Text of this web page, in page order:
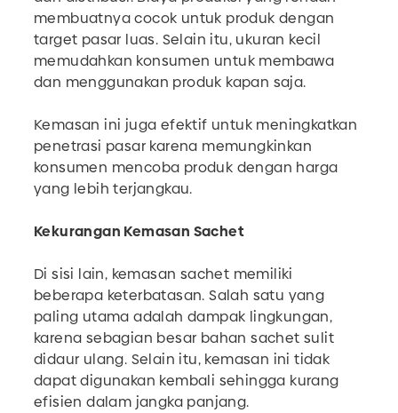
membuatnya cocok untuk produk dengan
target pasar luas. Selain itu, ukuran kecil
memudahkan konsumen untuk membawa
dan menggunakan produk kapan saja.
Kemasan ini juga efektif untuk meningkatkan
penetrasi pasar karena memungkinkan
konsumen mencoba produk dengan harga
yang lebih terjangkau.
Kekurangan Kemasan Sachet
Di sisi lain, kemasan sachet memiliki
beberapa keterbatasan. Salah satu yang
paling utama adalah dampak lingkungan,
karena sebagian besar bahan sachet sulit
didaur ulang. Selain itu, kemasan ini tidak
dapat digunakan kembali sehingga kurang
efisien dalam jangka panjang.